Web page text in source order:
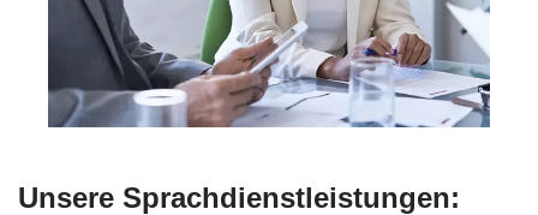
Unsere Sprachdienstleistungen: